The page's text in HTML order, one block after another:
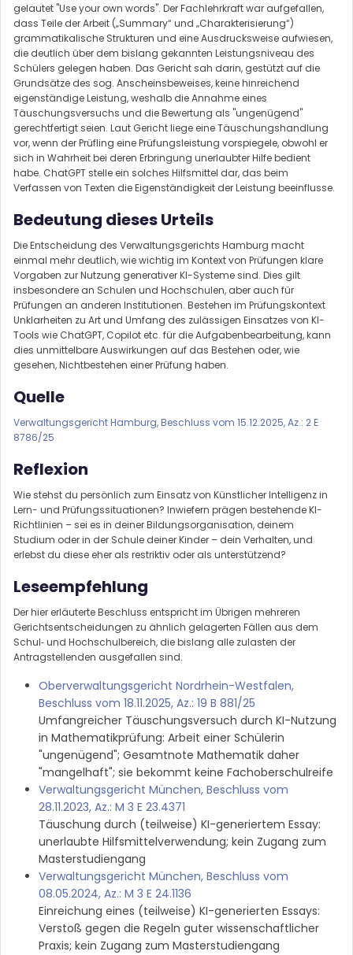
gelautet "Use your own words". Der Fachlehrkraft war aufgefallen,
dass Teile der Arbeit („Summary“ und „Charakterisierung“)
grammatikalische Strukturen und eine Ausdrucksweise aufwiesen,
die deutlich über dem bislang gekannten Leistungsniveau des
Schülers gelegen haben. Das Gericht sah darin, gestützt auf die
Grundsätze des sog. Anscheinsbeweises, keine hinreichend
eigenständige Leistung, weshalb die Annahme eines
Täuschungsversuchs und die Bewertung als "ungenügend"
gerechtfertigt seien. Laut Gericht liege eine Täuschungshandlung
vor, wenn der Prüfling eine Prüfungsleistung vorspiegele, obwohl er
sich in Wahrheit bei deren Erbringung unerlaubter Hilfe bedient
habe. ChatGPT stelle ein solches Hilfsmittel dar, das beim
Verfassen von Texten die Eigenständigkeit der Leistung beeinflusse.
Bedeutung dieses Urteils
Die Entscheidung des Verwaltungsgerichts Hamburg macht
einmal mehr deutlich, wie wichtig im Kontext von Prüfungen klare
Vorgaben zur Nutzung generativer KI-Systeme sind. Dies gilt
insbesondere an Schulen und Hochschulen, aber auch für
Prüfungen an anderen Institutionen. Bestehen im Prüfungskontext
Unklarheiten zu Art und Umfang des zulässigen Einsatzes von KI-
Tools wie ChatGPT, Copilot etc. für die Aufgabenbearbeitung, kann
dies unmittelbare Auswirkungen auf das Bestehen oder, wie
gesehen, Nichtbestehen einer Prüfung haben.
Quelle
Verwaltungsgericht Hamburg, Beschluss vom 15.12.2025, Az.: 2 E
8786/25
Reflexion
Wie stehst du persönlich zum Einsatz von Künstlicher Intelligenz in
Lern- und Prüfungssituationen? Inwiefern prägen bestehende KI-
Richtlinien – sei es in deiner Bildungsorganisation, deinem
Studium oder in der Schule deiner Kinder – dein Verhalten, und
erlebst du diese eher als restriktiv oder als unterstützend?
Leseempfehlung
Der hier erläuterte Beschluss entspricht im Übrigen mehreren
Gerichtsentscheidungen zu ähnlich gelagerten Fällen aus dem
Schul‑ und Hochschulbereich, die bislang alle zulasten der
Antragstellenden ausgefallen sind.
Oberverwaltungsgericht Nordrhein-Westfalen,
Beschluss vom 18.11.2025, Az.: 19 B 881/25
Umfangreicher Täuschungsversuch durch KI-Nutzung
in Mathematikprüfung: Arbeit einer Schülerin
"ungenügend"; Gesamtnote Mathematik daher
"mangelhaft"; sie bekommt keine Fachoberschulreife
Verwaltungsgericht München, Beschluss vom
28.11.2023, Az.: M 3 E 23.4371
Täuschung durch (teilweise) KI-generiertem Essay:
unerlaubte Hilfsmittelverwendung; kein Zugang zum
Masterstudiengang
Verwaltungsgericht München, Beschluss vom
08.05.2024, Az.: M 3 E 24.1136
Einreichung eines (teilweise) KI-generierten Essays:
Verstoß gegen die Regeln guter wissenschaftlicher
Praxis; kein Zugang zum Masterstudiengang